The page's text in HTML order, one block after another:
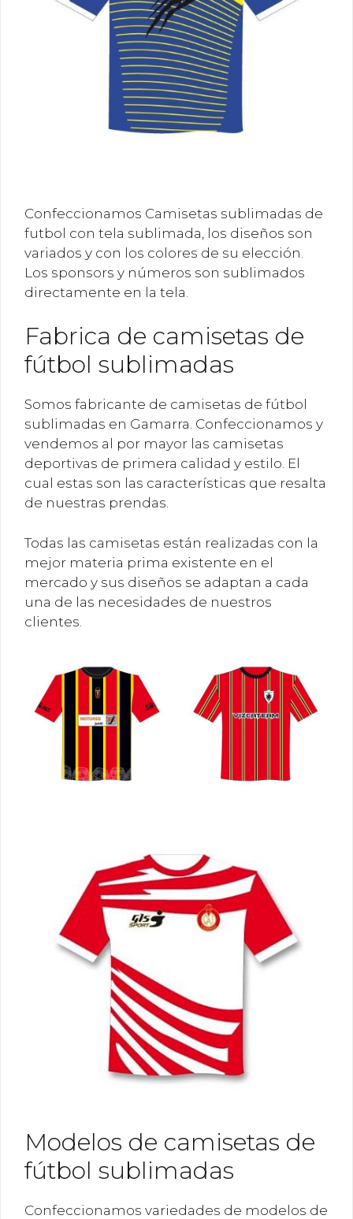
Confeccionamos Camisetas sublimadas de
futbol con tela sublimada, los diseños son
variados y con los colores de su elección.
Los sponsors y números son sublimados
directamente en la tela.
Fabrica de camisetas de
fútbol sublimadas
Somos fabricante de camisetas de fútbol
sublimadas en Gamarra. Confeccionamos y
vendemos al por mayor las camisetas
deportivas de primera calidad y estilo. El
cual estas son las características que resalta
de nuestras prendas.
Todas las camisetas están realizadas con la
mejor materia prima existente en el
mercado y sus diseños se adaptan a cada
una de las necesidades de nuestros
clientes.
Modelos de camisetas de
fútbol sublimadas
Confeccionamos variedades de modelos de